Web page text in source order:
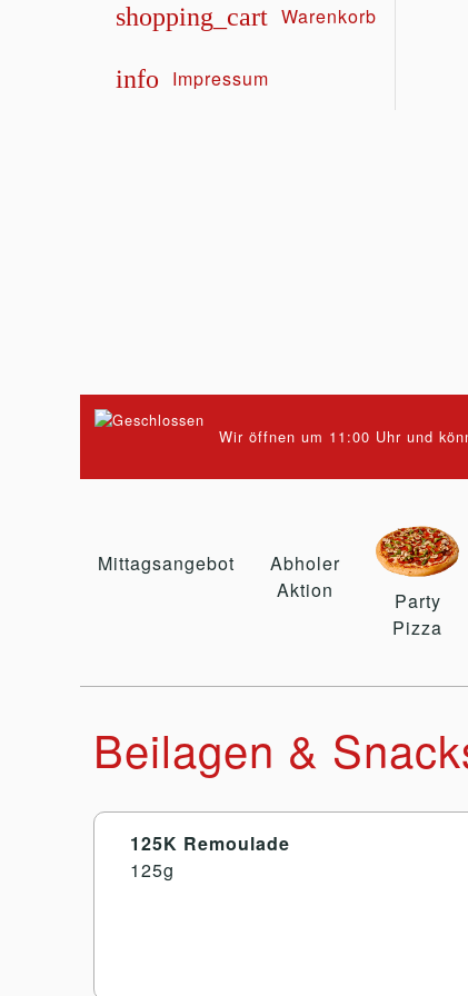
shopping_cart Warenkorb
info Impressum
Wir öffnen um 11:00 Uhr und
Mittagsangebot
Abholer
Aktion
Party
Pizza
Beilagen &
125K Remoulade
125g